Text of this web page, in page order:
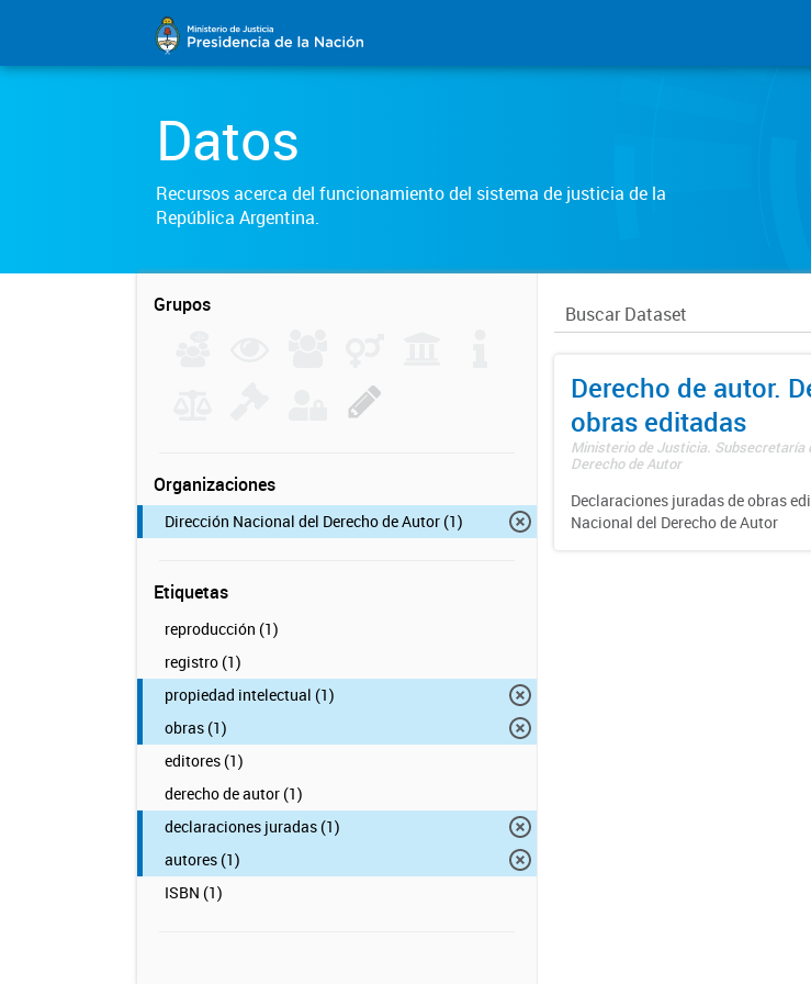
Datos
Recursos acerca del funcionamiento del sistema de justicia de la
República Argentina.
Grupos
Organizaciones
Dirección Nacional del Derecho de Autor (1)
Etiquetas
reproducción (1)
registro (1)
propiedad intelectual (1)
obras (1)
editores (1)
derecho de autor (1)
declaraciones juradas (1)
autores (1)
ISBN (1)
Derecho de autor.
obras editadas
Ministerio de Justicia. Subsecretaría
Derecho de Autor
Declaraciones juradas de obras
Nacional del Derecho de Autor